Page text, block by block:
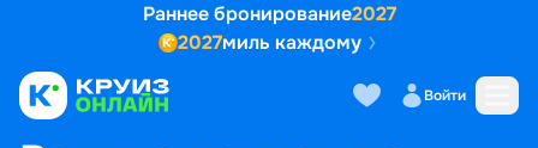
Раннее бронирование2027
2027миль каждому
Войти
ГЛАВНАЯ • ПОПУЛЯРНЫЕ НАПРАВЛЕНИЯ
РЕЧНЫЕ КРУИЗЫ ИЗ ВОЛГОГРАДА В НИКОЛЬСКОЕ